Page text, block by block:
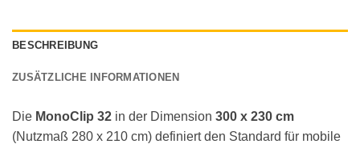
BESCHREIBUNG
ZUSÄTZLICHE INFORMATIONEN
Die MonoClip 32 in der Dimension 300 x 230 cm
(Nutzmaß 280 x 210 cm) definiert den Standard für mobile